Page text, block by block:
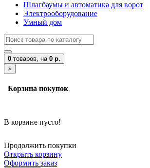
Шлагбаумы и автоматика для ворот
Электрооборудование
Умный дом
0 товаров, на 0 р.
×
Корзина покупок
В корзине пусто!
Продолжить покупки
Открыть корзину
Оформить заказ